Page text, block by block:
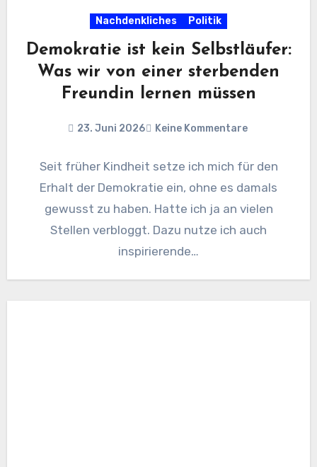
Nachdenkliches Politik
Demokratie ist kein Selbstläufer:
Was wir von einer sterbenden
Freundin lernen müssen
23. Juni 2026 Keine Kommentare
Seit früher Kindheit setze ich mich für den
Erhalt der Demokratie ein, ohne es damals
gewusst zu haben. Hatte ich ja an vielen
Stellen verbloggt. Dazu nutze ich auch
inspirierende…